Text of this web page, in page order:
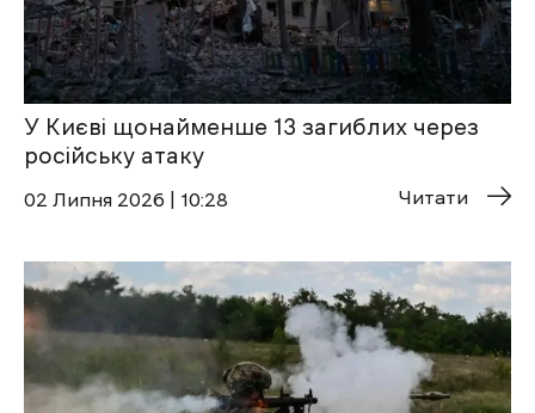
У Києві щонайменше 13 загиблих через
російську атаку
02 Липня 2026 | 10:28 Читати